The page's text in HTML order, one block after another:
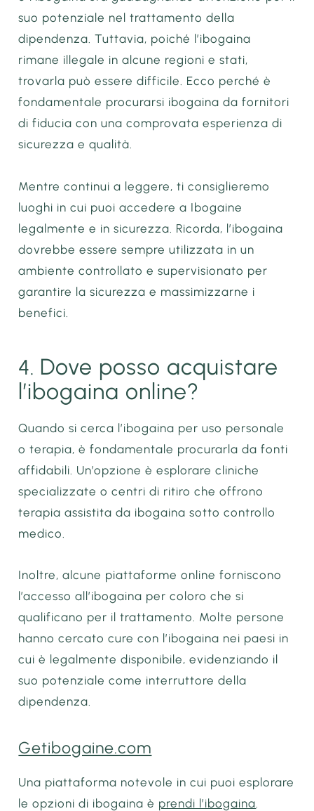
suo potenziale nel trattamento della
dipendenza. Tuttavia, poiché l’ibogaina
rimane illegale in alcune regioni e stati,
trovarla può essere difficile. Ecco perché è
fondamentale procurarsi ibogaina da fornitori
di fiducia con una comprovata esperienza di
sicurezza e qualità.
Mentre continui a leggere, ti consiglieremo
luoghi in cui puoi accedere a Ibogaine
legalmente e in sicurezza. Ricorda, l’ibogaina
dovrebbe essere sempre utilizzata in un
ambiente controllato e supervisionato per
garantire la sicurezza e massimizzarne i
benefici.
4. Dove posso acquistare
l’ibogaina online?
Quando si cerca l’ibogaina per uso personale
o terapia, è fondamentale procurarla da fonti
affidabili. Un’opzione è esplorare cliniche
specializzate o centri di ritiro che offrono
terapia assistita da ibogaina sotto controllo
medico.
Inoltre, alcune piattaforme online forniscono
l’accesso all’ibogaina per coloro che si
qualificano per il trattamento. Molte persone
hanno cercato cure con l’ibogaina nei paesi in
cui è legalmente disponibile, evidenziando il
suo potenziale come interruttore della
dipendenza.
Getibogaine.com
Una piattaforma notevole in cui puoi esplorare
le opzioni di ibogaina è prendi l’ibogaina